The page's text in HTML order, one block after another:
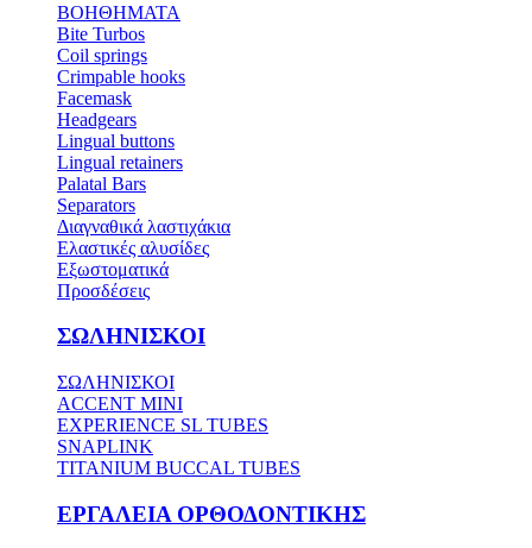
ΒΟΗΘΗΜΑΤΑ
Bite Turbos
Coil springs
Crimpable hooks
Facemask
Headgears
Lingual buttons
Lingual retainers
Palatal Bars
Separators
Διαγναθικά λαστιχάκια
Ελαστικές αλυσίδες
Εξωστοματικά
Προσδέσεις
ΣΩΛΗΝΙΣΚΟΙ
ΣΩΛΗΝΙΣΚΟΙ
ACCENT MINI
EXPERIENCE SL TUBES
SNAPLINK
TITANIUM BUCCAL TUBES
ΕΡΓΑΛΕΙΑ ΟΡΘΟΔΟΝΤΙΚΗΣ